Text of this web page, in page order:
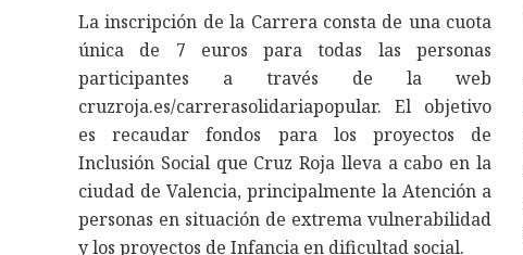
La inscripción de la Carrera consta de una cuota
única de 7 euros para todas las personas
participantes a través de la web
cruzroja.es/carrerasolidariapopular. El objetivo
es recaudar fondos para los proyectos de
Inclusión Social que Cruz Roja lleva a cabo en la
ciudad de Valencia, principalmente la Atención a
personas en situación de extrema vulnerabilidad
y los proyectos de Infancia en dificultad social.